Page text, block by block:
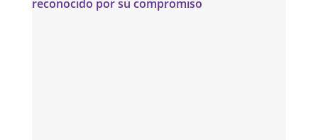
reconocido por su compromiso